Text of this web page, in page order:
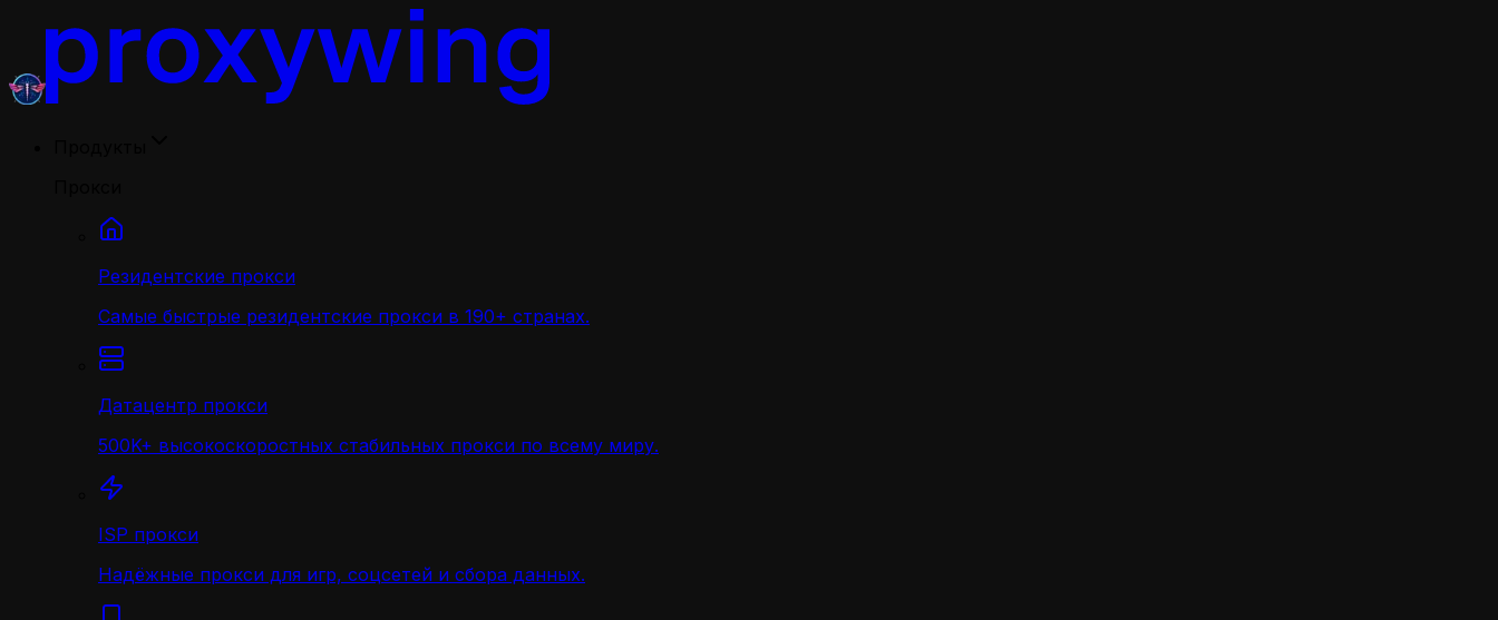
Резидентские прокси
Самые быстрые резидентские прокси в 190+ странах.
Датацентр прокси
500K+ высокоскоростных стабильных прокси по всему миру.
ISP прокси
Надёжные прокси для игр, соцсетей и сбора данных.